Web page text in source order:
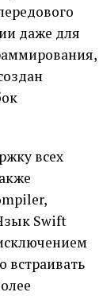
даже для
всех
Swift
встраивать